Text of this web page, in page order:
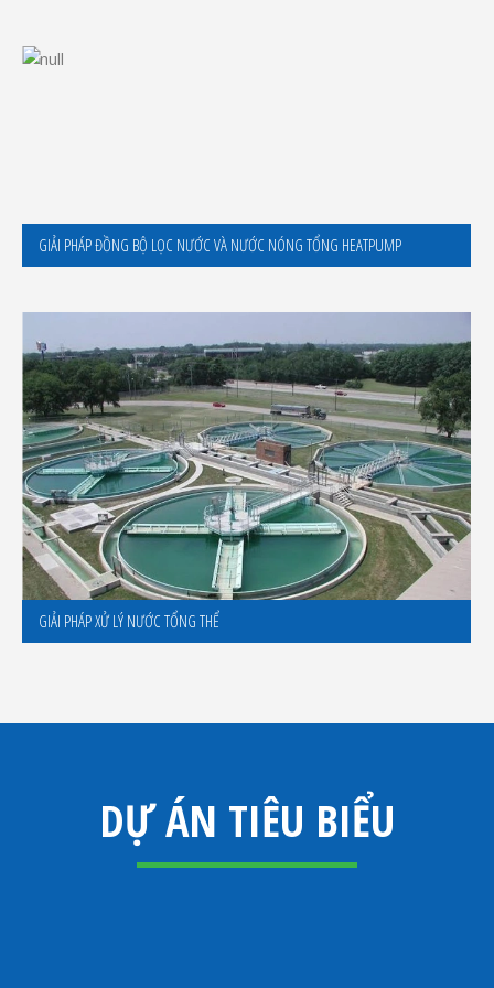
GIẢI PHÁP ĐỒNG BỘ LỌC NƯỚC VÀ NƯỚC NÓNG TỔNG HEATPUMP
GIẢI PHÁP XỬ LÝ NƯỚC TỔNG THỂ
DỰ ÁN TIÊU BIỂU